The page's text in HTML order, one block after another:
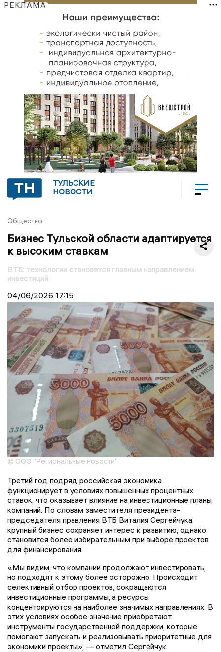
РЕКЛАМА
ТУЛЬСКИЕ
НОВОСТИ
Общество
Бизнес Тульской области адаптируется
к высоким ставкам
ВТБ: технологии становятся главным направлением
инвестиций
04/06/2026 17:15
© ООО "Региональные новости"
Третий год подряд российская экономика
функционирует в условиях повышенных процентных
ставок, что оказывает влияние на инвестиционные планы
компаний. По словам заместителя президента-
председателя правления ВТБ Виталия Сергейчука,
крупный бизнес сохраняет интерес к развитию, однако
становится более избирательным при выборе проектов
для финансирования.
«Мы видим, что компании продолжают инвестировать,
но подходят к этому более осторожно. Происходит
селективный отбор проектов, сокращаются
инвестиционные программы, а ресурсы
концентрируются на наиболее значимых направлениях. В
этих условиях особое значение приобретают
инструменты государственной поддержки, которые
помогают запускать и реализовывать приоритетные для
экономики проекты», — отметил Сергейчук.